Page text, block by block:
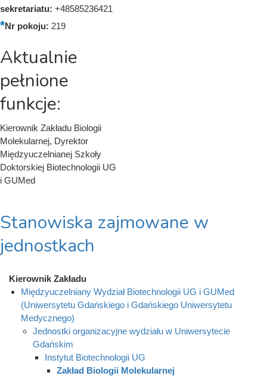
sekretariatu: +48585236421
Nr pokoju: 219
Aktualnie
pełnione
funkcje:
Kierownik Zakładu Biologii
Molekularnej, Dyrektor
Międzyuczelnianej Szkoły
Doktorskiej Biotechnologii UG
i GUMed
Stanowiska zajmowane w
jednostkach
Kierownik Zakładu
Międzyuczelniany Wydział Biotechnologii UG i GUMed
(Uniwersytetu Gdańskiego i Gdańskiego Uniwersytetu
Medycznego)
Jednostki organizacyjne wydziału w Uniwersytecie
Gdańskim
Instytut Biotechnologii UG
Zakład Biologii Molekularnej